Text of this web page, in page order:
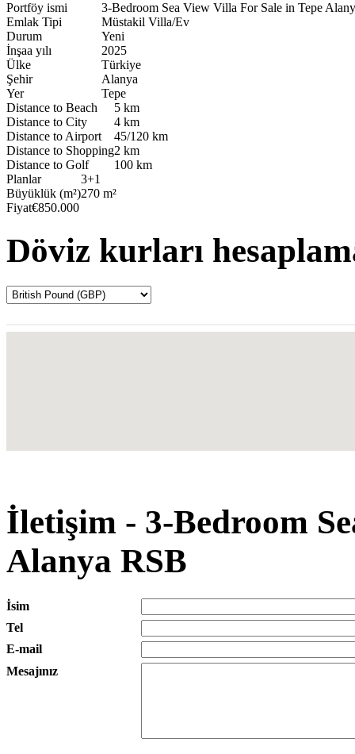
Portföy ismi
3-Bedroom Sea View Villa For Sale in Tepe
Emlak Tipi
Müstakil Villa/Ev
Durum
Yeni
İnşaa yılı
2025
Ülke
Türkiye
Şehir
Alanya
Yer
Tepe
Distance to Beach
5 km
Distance to City
4 km
Distance to Airport
45/120 km
Distance to Shopping2 km
Distance to Golf
100 km
Planlar
3+1
Büyüklük (m²)270 m²
Fiyat€850.000
Döviz kurları
İletişim - 3-Bedroom
Alanya RSB
İsim
Tel
E-mail
Mesajınız